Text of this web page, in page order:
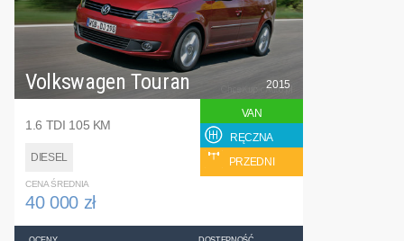
Volkswagen Touran
1.6 TDI 105 KM
DIESEL
2015
VAN
RĘCZNA
PRZEDNI
CENA ŚREDNIA
40 000 zł